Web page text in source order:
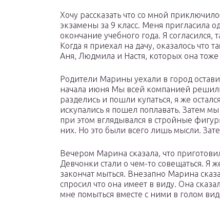
Хочу рассказать что со мной
экзамены за 9 класс. Меня пригласила
окончание учебного года. Я согласился,
Когда я приехал на дачу, оказалось что
Аня, Людмила и Настя, которых она
Родители Марины уехали в город
начала июня Мы всей компанией
разделись и пошли купаться, я же
искупались я пошел поплавать. Затем
при этом вглядывался в стройные
них. Но это были всего лишь мысли.
Вечером Марина сказала, что
Девчонки стали о чем-то совещаться. Я
закончат мыться. Внезапно Марина
спросил что она имеет в виду. Она
мне помыться вместе с ними в голом